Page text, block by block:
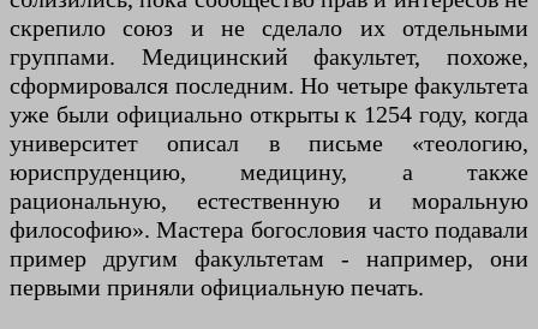
скрепило союз и не сделало их отдельными
группами. Медицинский факультет, похоже,
сформировался последним. Но четыре факультета
уже были официально открыты к 1254 году, когда
университет описал в письме «теологию,
юриспруденцию, медицину, а также
рациональную, естественную и моральную
философию». Мастера богословия часто подавали
пример другим факультетам - например, они
первыми приняли официальную печать.